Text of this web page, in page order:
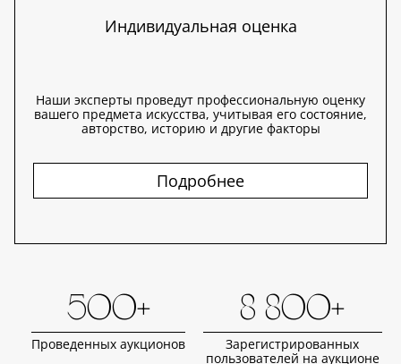
Индивидуальная оценка
Наши эксперты проведут профессиональную оценку
вашего предмета искусства, учитывая его состояние,
авторство, историю и другие факторы
Подробнее
500+
Проведенных аукционов
8 800+
Зарегистрированных
пользователей на аукционе